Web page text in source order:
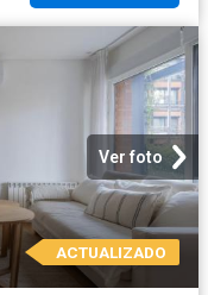
Ver foto
ACTUALIZADO